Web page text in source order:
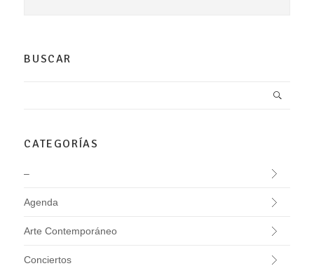
BUSCAR
CATEGORÍAS
–
Agenda
Arte Contemporáneo
Conciertos